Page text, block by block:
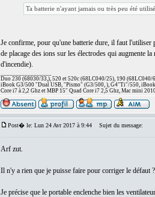
Ta batterie n'ayant jamais ou très peu été
Je confirme, pour qu'une batterie dure, il faut l'utiliser
de placage des ions sur les électrodes qui augmente
d'incendie).
Duo 230 (68030/33,), 520 et 520c (68LC040/25), 190 (68LC040/
iBook G3/500 "Dual USB, "Pismo" (G3/500, ), G4"Ti"/550,
Core i7 à 2,2 Ghz et MBP 15" Quad Core i7 2,5 Ghz, Mac mini
Post� le: Lun 24 Avr 2017 à 9:44 Sujet du message:
Arf zut.
Il n'y a rien que je puisse faire pour corriger le défaut ?
Je précise que le portable enclenche bien les